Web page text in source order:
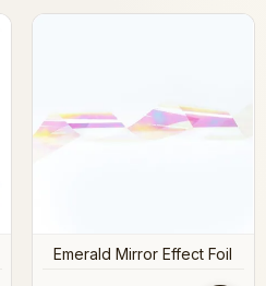
Emerald Mirror Effect Foil